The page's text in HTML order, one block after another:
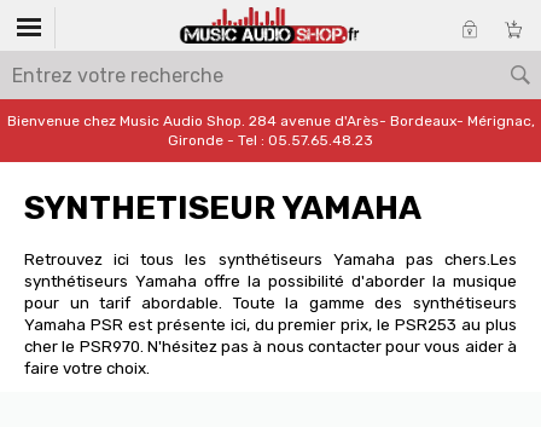
Bienvenue chez Music Audio Shop. 284 avenue d'Arès- Bordeaux- Mérignac,
Gironde - Tel : 05.57.65.48.23
SYNTHETISEUR YAMAHA
Retrouvez ici tous les synthétiseurs Yamaha pas chers.Les
synthétiseurs Yamaha offre la possibilité d'aborder la musique
pour un tarif abordable. Toute la gamme des synthétiseurs
Yamaha PSR est présente ici, du premier prix, le PSR253 au plus
cher le PSR970. N'hésitez pas à nous contacter pour vous aider à
faire votre choix.